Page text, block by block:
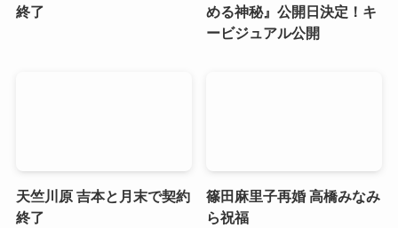
終了
める神秘』公開日決定！キ
ービジュアル公開
天竺川原 吉本と月末で契約
終了
篠田麻里子再婚 高橋みなみ
ら祝福